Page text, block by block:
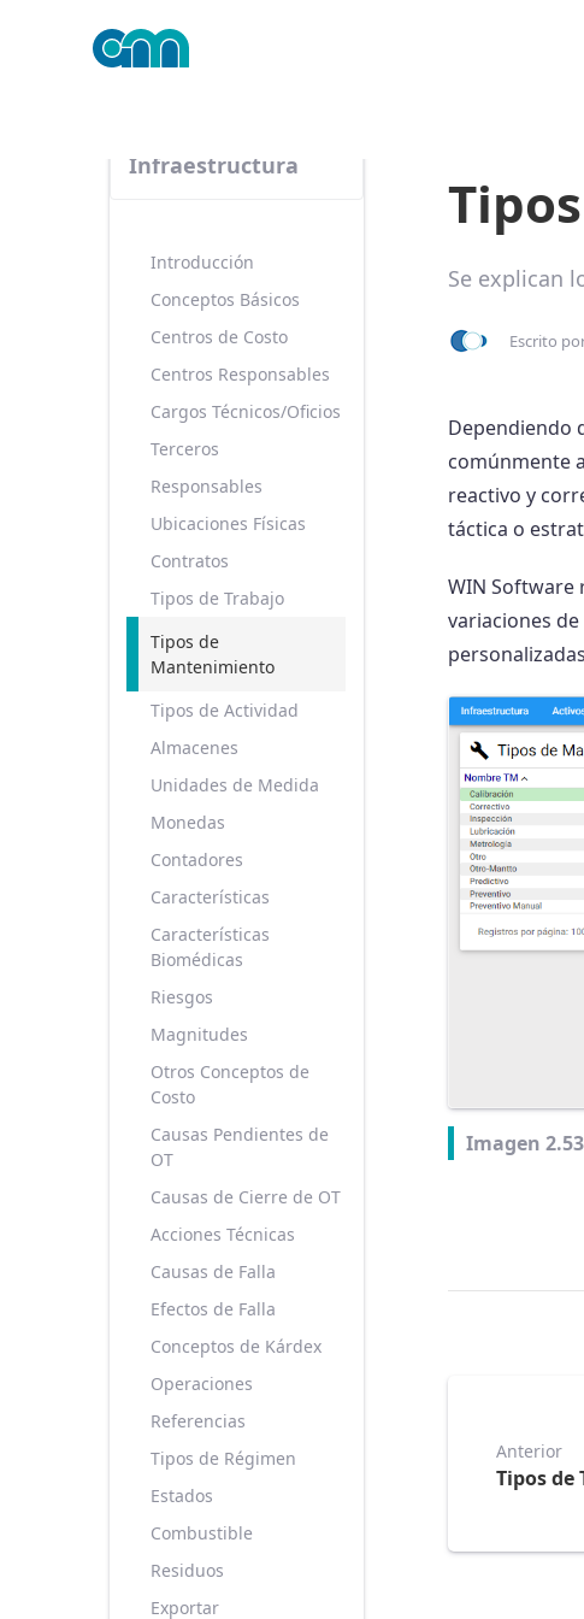
Trabajando con AM
Infraestructura
Introducción
Conceptos Básicos
Centros de Costo
Centros Responsables
Cargos Técnicos/Oficios
Terceros
Responsables
Ubicaciones Físicas
Contratos
Tipos de Trabajo
Tipos de
Mantenimiento
Tipos de Actividad
Almacenes
Unidades de Medida
Monedas
Contadores
Características
Características
Biomédicas
Riesgos
Magnitudes
Otros Conceptos de
Costo
Causas Pendientes de
OT
Causas de Cierre de OT
Acciones Técnicas
Causas de Falla
Efectos de Falla
Conceptos de Kárdex
Operaciones
Referencias
Tipos de Régimen
Estados
Combustible
Residuos
Exportar
Se explican
Escrito
Dependiendo
comúnmente
reactivo y
táctica o
WIN Software
variaciones
Imagen 2.53
Anterior
Tipos de